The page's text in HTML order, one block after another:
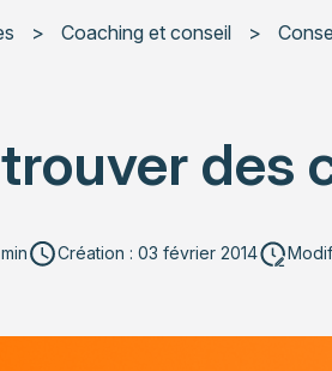
> Coaching et conseil >
des
Création : 03 février 2014